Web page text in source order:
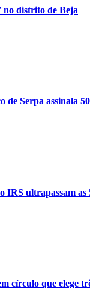
no distrito de Beja
Serpa assinala
IRS ultrapassam as
círculo que elege